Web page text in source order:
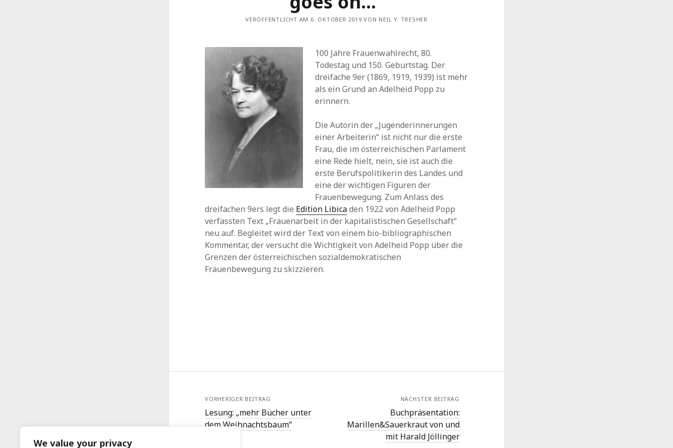
We value your privacy
VERÖFFENTLICHT AM 6. OKTOBER 2019 VON NEIL Y. TRESHER
100 Jahre Frauenwahlrecht, 80.
Todestag und 150. Geburtstag. Der
dreifache 9er (1869, 1919, 1939) ist mehr
als ein Grund an Adelheid Popp zu
erinnern.
Die Autorin der „Jugenderinnerungen
einer Arbeiterin“ ist nicht nur die erste
Frau, die im österreichischen Parlament
eine Rede hielt, nein, sie ist auch die
erste Berufspolitikerin des Landes und
eine der wichtigen Figuren der
Frauenbewegung. Zum Anlass des
dreifachen 9ers legt die Edition Libicaden 1922 von Adelheid Popp
verfassten Text „Frauenarbeit in der kapitalistischen Gesellschaft“
neu auf. Begleitet wird der Text von einem bio-bibliographischen
Kommentar, der versucht die Wichtigkeit von Adelheid Popp über die
Grenzen der österreichischen sozialdemokratischen
Frauenbewegung zu skizzieren.
VORHERIGER BEITRAG
Lesung: „mehr Bücher unter
dem Weihnachtsbaum“
NÄCHSTER BEITRAG
Buchpräsentation:
Marillen&Sauerkraut von und
mit Harald Jöllinger